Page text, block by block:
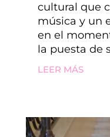
cultural que
música y un
en el
la puesta de
LEER MÁS